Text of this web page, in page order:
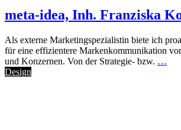
meta-idea, Inh. Franziska
Als externe Marketingspezialistin biete ich
für eine effizientere Markenkommunikation
und Konzernen. Von der Strategie- bzw. …
Design